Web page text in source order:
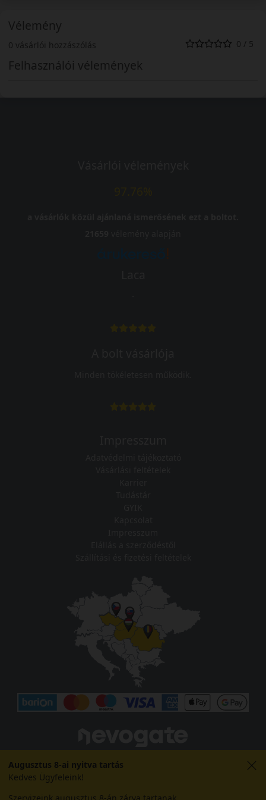
Vélemény
0 vásárlói hozzászólás 0 / 5
Felhasználói vélemények
Augusztus 8-ai nyitva tartás
Kedves Ügyfeleink!